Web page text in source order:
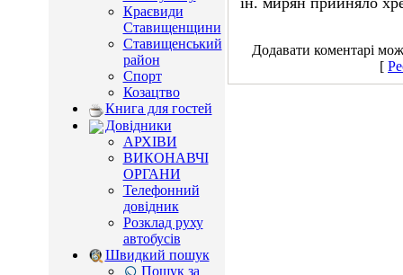
Краєвиди
Ставищенщини
Ставищенський
район
Спорт
Козацтво
Книга для гостей
Довідники
АРХІВИ
ВИКОНАВЧІ
ОРГАНИ
Телефонний
довідник
Розклад руху
автобусів
Швидкий пошук
Пошук за
Додавати коментарі
[